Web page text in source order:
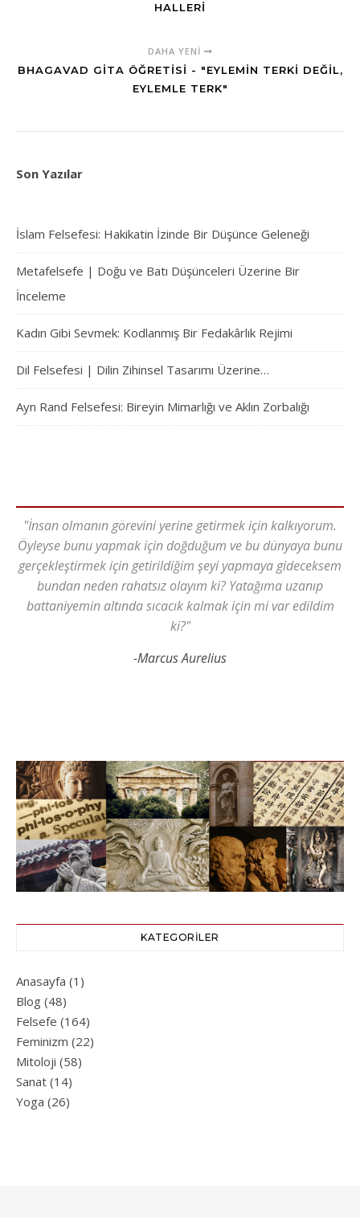
HALLERI
DAHA YENI
BHAGAVAD GITA ÖĞRETISI - "EYLEMIN TERKI DEĞIL,
EYLEMLE TERK"
Son Yazılar
İslam Felsefesi: Hakikatin İzinde Bir Düşünce Geleneği
Metafelsefe | Doğu ve Batı Düşünceleri Üzerine Bir
İnceleme
Kadın Gibi Sevmek: Kodlanmış Bir Fedakârlık Rejimi
Dil Felsefesi | Dilin Zihinsel Tasarımı Üzerine…
Ayn Rand Felsefesi: Bireyin Mimarlığı ve Aklın Zorbalığı
"İnsan olmanın görevini yerine getirmek için kalkıyorum.
Öyleyse bunu yapmak için doğduğum ve bu dünyaya bunu
gerçekleştirmek için getirildiğim şeyi yapmaya gideceksem
bundan neden rahatsız olayım ki? Yatağıma uzanıp
battaniyemin altında sıcacık kalmak için mi var edildim
ki?"
-Marcus Aurelius
KATEGORILER
Anasayfa (1)
Blog (48)
Felsefe (164)
Feminizm (22)
Mitoloji (58)
Sanat (14)
Yoga (26)